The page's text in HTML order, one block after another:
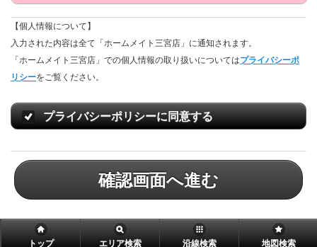
【個人情報について】
入力された内容は全て「ホームメイト三宮店」に通知されます。
「ホームメイト三宮店」での個人情報の取り扱いについてはプライバシーポ
リシーをご覧ください。
プライバシーポリシーに同意する
確認画面へ進む
トップ エリア検索 沿線検索 地図検索